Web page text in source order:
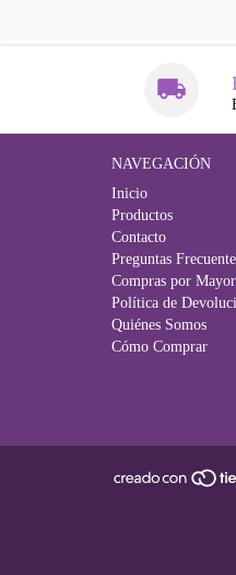
NAVEGACIÓN
Inicio
Productos
Contacto
Preguntas
Compras por Mayor
Política de
Quiénes Somos
Cómo Comprar